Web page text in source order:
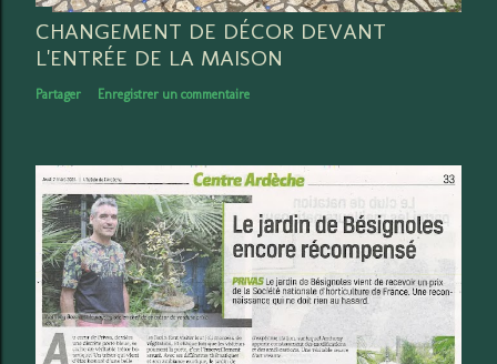
CHANGEMENT DE DÉCOR DEVANT
L'ENTRÉE DE LA MAISON
Partager Enregistrer un commentaire